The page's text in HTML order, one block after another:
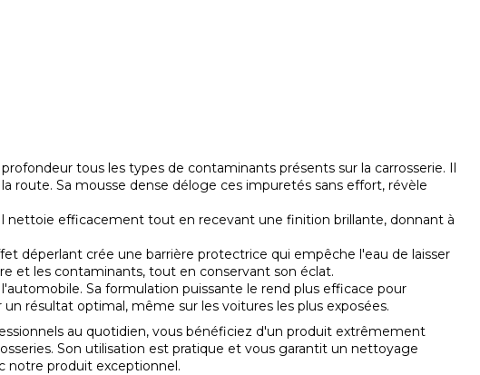
tous les types de contaminants présents sur la carrosserie. Il
route. Sa mousse dense déloge ces impuretés sans effort, révèle
nettoie efficacement tout en recevant une finition brillante, donnant à
déperlant crée une barrière protectrice qui empêche l'eau de laisser
et les contaminants, tout en conservant son éclat.
Sa formulation puissante le rend plus efficace pour
résultat optimal, même sur les voitures les plus exposées.
au quotidien, vous bénéficiez d'un produit extrêmement
Son utilisation est pratique et vous garantit un nettoyage
notre produit exceptionnel.